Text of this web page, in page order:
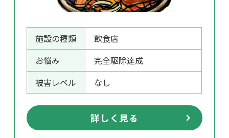
施設の種類
飲食店
お悩み
完全駆除達成
被害レベル
なし
詳しく見る